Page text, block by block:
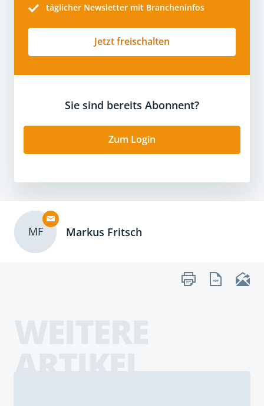
täglicher Newsletter mit Brancheninfos
Jetzt freischalten
Sie sind bereits Abonnent?
Zum Login
MF Markus Fritsch